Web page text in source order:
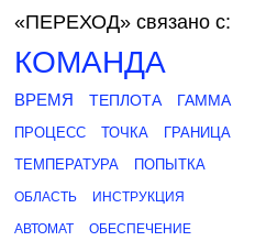
«ПЕРЕХОД» связано с:
КОМАНДА
ВРЕМЯ ТЕПЛОТА ГАММА
ПРОЦЕСС ТОЧКА
ГРАНИЦА
ТЕМПЕРАТУРА
ПОПЫТКА
ОБЛАСТЬ ИНСТРУКЦИЯ
АВТОМАТ ОБЕСПЕЧЕНИЕ